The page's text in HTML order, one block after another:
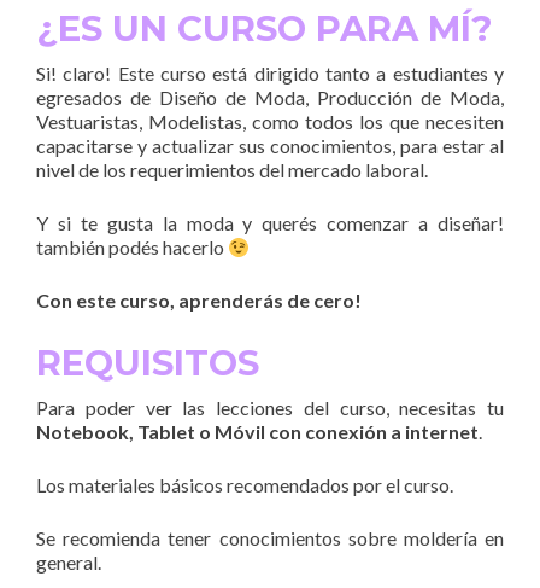
¿ES UN CURSO PARA MÍ?
Si! claro! Este curso está dirigido tanto a estudiantes y
egresados de Diseño de Moda, Producción de Moda,
Vestuaristas, Modelistas, como todos los que necesiten
capacitarse y actualizar sus conocimientos, para estar al
nivel de los requerimientos del mercado laboral.
Y si te gusta la moda y querés comenzar a diseñar!
también podés hacerlo
Con este curso, aprenderás de cero!
REQUISITOS
Para poder ver las lecciones del curso, necesitas tu
Notebook, Tablet o Móvil con conexión a internet.
Los materiales básicos recomendados por el curso.
Se recomienda tener conocimientos sobre moldería en
general.